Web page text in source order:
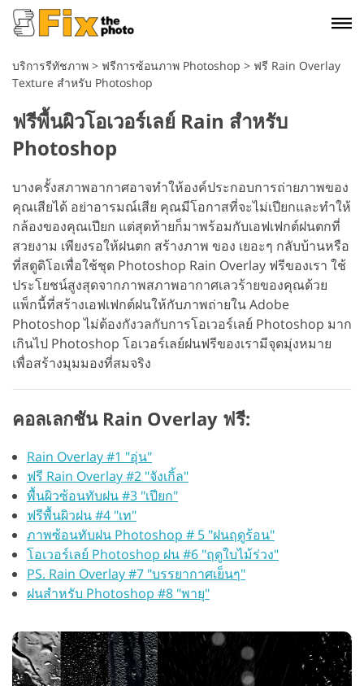
บริการรีทัชภาพ > ฟรีการซ้อนภาพ Photoshop > ฟรี Rain Overlay
Texture สำหรับ Photoshop
ฟรีพื้นผิวโอเวอร์เลย์ Rain สำหรับ
Photoshop
บางครั้งสภาพอากาศอาจทำให้องค์ประกอบการถ่ายภาพของ
คุณเสียได้ อย่าอารมณ์เสีย คุณมีโอกาสที่จะไม่เปียกและทำให้
กล้องของคุณเปียก แต่สุดท้ายก็มาพร้อมกับเอฟเฟกต์ฝนตกที่
สวยงาม เพียงรอให้ฝนตก สร้างภาพ ของ เยอะๆ กลับบ้านหรือ
ที่สตูดิโอเพื่อใช้ชุด Photoshop Rain Overlay ฟรีของเรา ใช้
ประโยชน์สูงสุดจากภาพสภาพอากาศเลวร้ายของคุณด้วย
แพ็กนี้ที่สร้างเอฟเฟกต์ฝนให้กับภาพถ่ายใน Adobe
Photoshop ไม่ต้องกังวลกับการโอเวอร์เลย์ Photoshop มาก
เกินไป Photoshop โอเวอร์เลย์ฝนฟรีของเรามีจุดมุ่งหมาย
เพื่อสร้างมุมมองที่สมจริง
คอลเลกชัน Rain Overlay ฟรี:
Rain Overlay #1 "อุ่น"
ฟรี Rain Overlay #2 "จังเกิ้ล"
พื้นผิวซ้อนทับฝน #3 "เปียก"
ฟรีพื้นผิวฝน #4 "เท"
ภาพซ้อนทับฝน Photoshop # 5 "ฝนฤดูร้อน"
โอเวอร์เลย์ Photoshop ฝน #6 "ฤดูใบไม้ร่วง"
PS. Rain Overlay #7 "บรรยากาศเย็นๆ"
ฝนสำหรับ Photoshop #8 "พายุ"